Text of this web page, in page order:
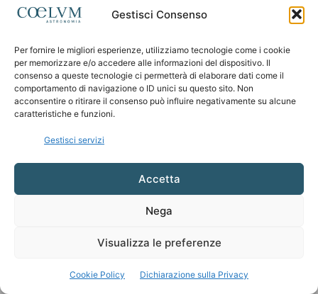
Gestisci Consenso
Per fornire le migliori esperienze, utilizziamo tecnologie come i cookie
per memorizzare e/o accedere alle informazioni del dispositivo. Il
consenso a queste tecnologie ci permetterà di elaborare dati come il
comportamento di navigazione o ID unici su questo sito. Non
acconsentire o ritirare il consenso può influire negativamente su alcune
caratteristiche e funzioni.
Gestisci servizi
Accetta
Nega
Visualizza le preferenze
Cookie Policy Dichiarazione sulla Privacy
SEGUICI